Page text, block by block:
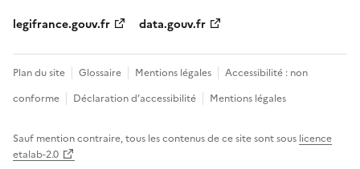
legifrance.gouv.fr
data.gouv.fr
Plan du site Glossaire Mentions légales
Accessibilité : non
conforme
Déclaration d’accessibilité Mentions légales
Sauf mention contraire, tous les contenus de ce site sont sous licence
etalab-2.0